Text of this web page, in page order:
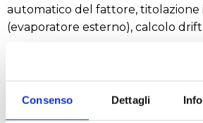
Consenso Dettagli
automatico del fattore, titolazione
(evaporatore esterno), calcolo drift.
Modello basic MKC-710 B: